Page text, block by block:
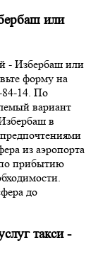
или
- Избербаш или
форму на
84-14. По
вариант
в
из аэропорта
по прибытию
до
такси -